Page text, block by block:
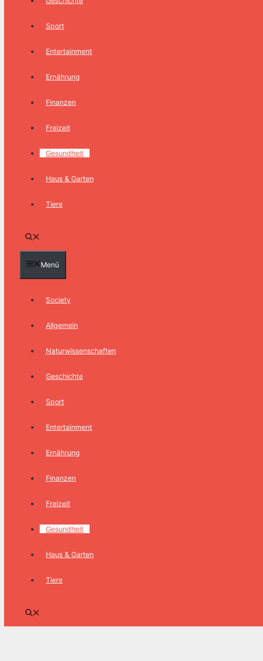
Sport
Entertainment
Ernährung
Finanzen
Freizeit
Gesundheit
Haus & Garten
Tiere
Menü
Society
Allgemein
Naturwissenschaften
Geschichte
Sport
Entertainment
Ernährung
Finanzen
Freizeit
Gesundheit
Haus & Garten
Tiere